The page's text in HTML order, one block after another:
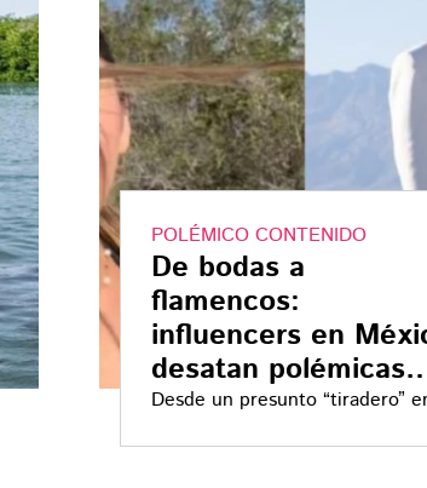
POLÉMICO CONTENIDO
De bodas a
flamencos:
influencers en
desatan polémicas
por daño ambiental
Desde un presunto “tiradero”